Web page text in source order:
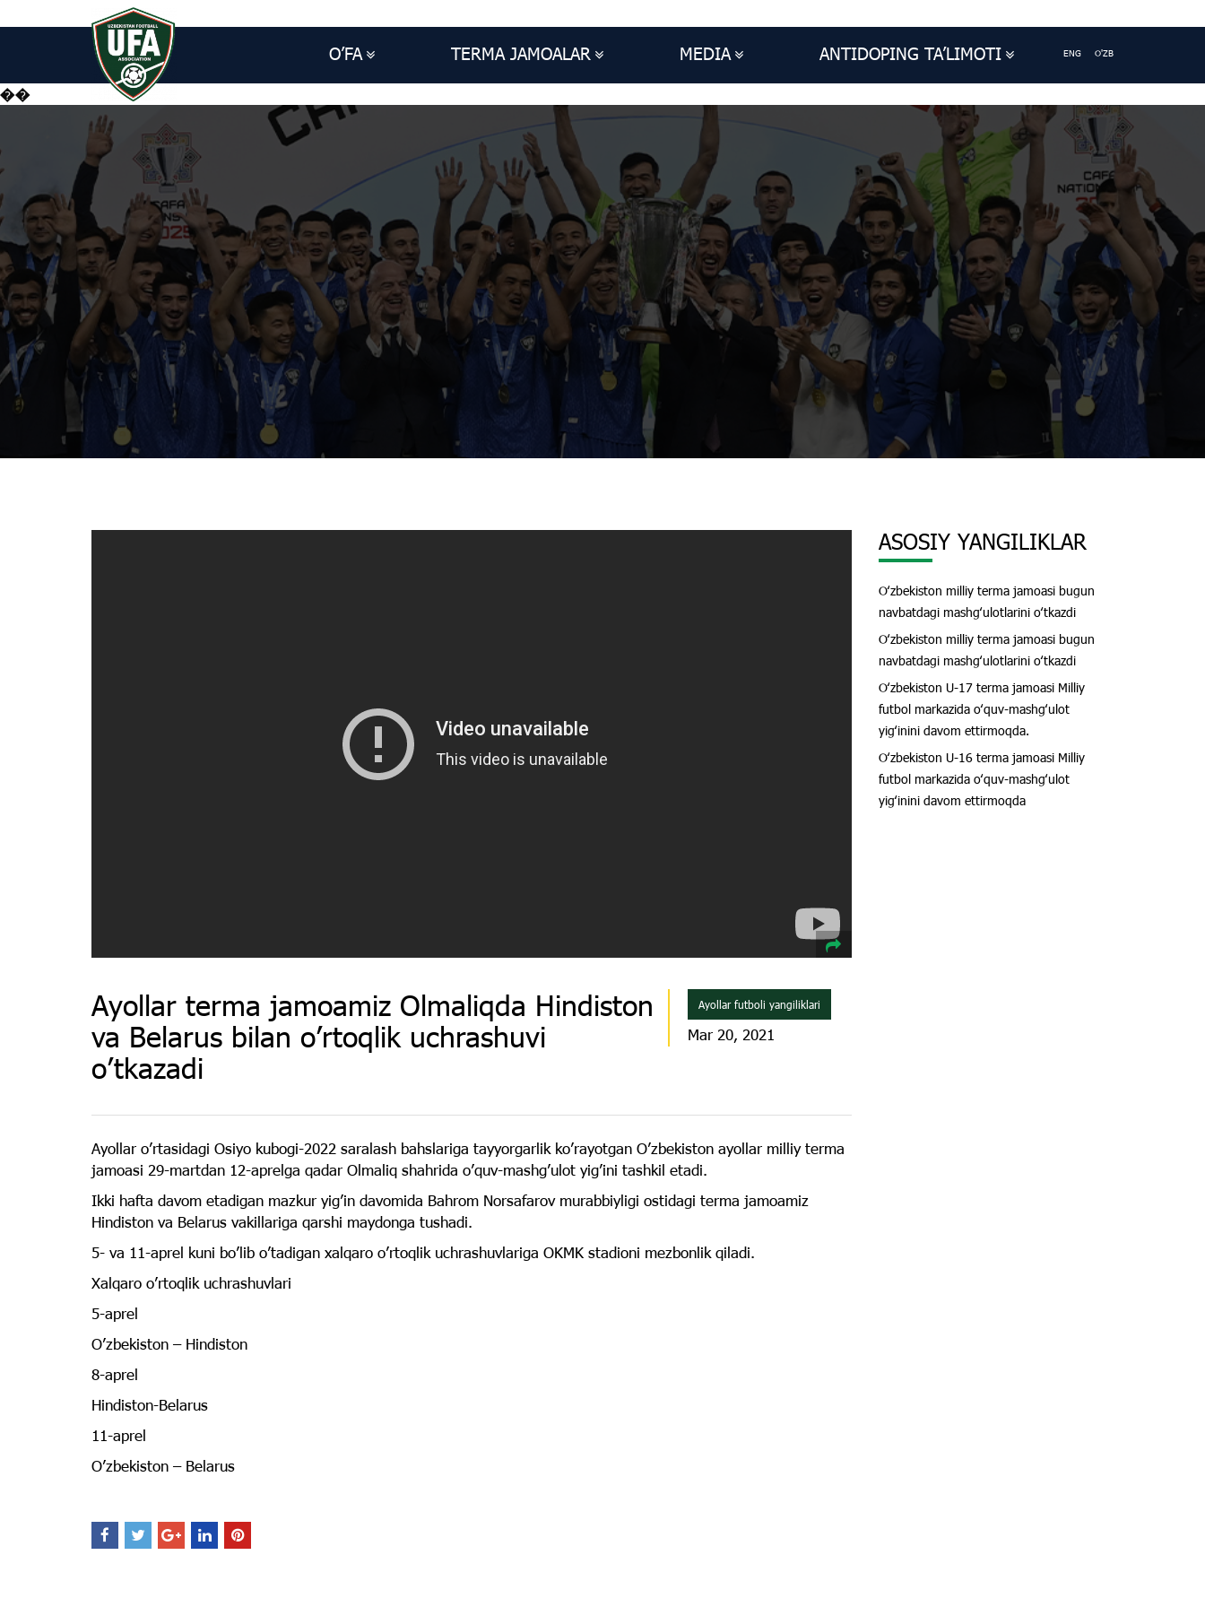
O’FA TERMA JAMOALAR MEDIA ANTIDOPING TA’LIMOTI ENG O'ZB
��
Ayollar terma jamoamiz Olmaliqda Hindiston
va Belarus bilan o’rtoqlik uchrashuvi
o’tkazadi
Ayollar futboli yangiliklari
Mar 20, 2021
Ayollar o’rtasidagi Osiyo kubogi-2022 saralash bahslariga tayyorgarlik ko’rayotgan O’zbekiston ayollar milliy terma
jamoasi 29-martdan 12-aprelga qadar Olmaliq shahrida o’quv-mashg’ulot yig’ini tashkil etadi.
Ikki hafta davom etadigan mazkur yig’in davomida Bahrom Norsafarov murabbiyligi ostidagi terma jamoamiz
Hindiston va Belarus vakillariga qarshi maydonga tushadi.
5- va 11-aprel kuni bo’lib o’tadigan xalqaro o’rtoqlik uchrashuvlariga OKMK stadioni mezbonlik qiladi.
Xalqaro o’rtoqlik uchrashuvlari
5-aprel
O’zbekiston – Hindiston
8-aprel
Hindiston-Belarus
11-aprel
O’zbekiston – Belarus
ASOSIY YANGILIKLAR
Oʻzbekiston milliy terma jamoasi bugun
navbatdagi mashgʻulotlarini oʻtkazdi
Oʻzbekiston milliy terma jamoasi bugun
navbatdagi mashgʻulotlarini oʻtkazdi
Oʻzbekiston U-17 terma jamoasi Milliy
futbol markazida oʻquv-mashgʻulot
yigʻinini davom ettirmoqda.
Oʻzbekiston U-16 terma jamoasi Milliy
futbol markazida oʻquv-mashgʻulot
yigʻinini davom ettirmoqda